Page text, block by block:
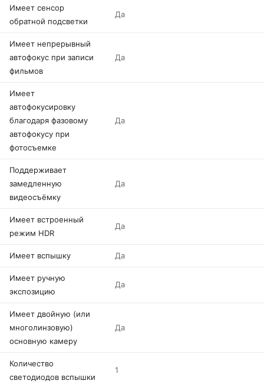
Имеет сенсор
обратной подсветки
Да
Имеет непрерывный
автофокус при записи
фильмов
Да
Имеет
автофокусировку
благодаря фазовому
автофокусу при
фотосъемке
Да
Поддерживает
замедленную
видеосъёмку
Да
Имеет встроенный
режим HDR
Да
Имеет вспышку Да
Имеет ручную
экспозицию
Да
Имеет двойную (или
многолинзовую)
основную камеру
Да
Количество
светодиодов вспышки
1